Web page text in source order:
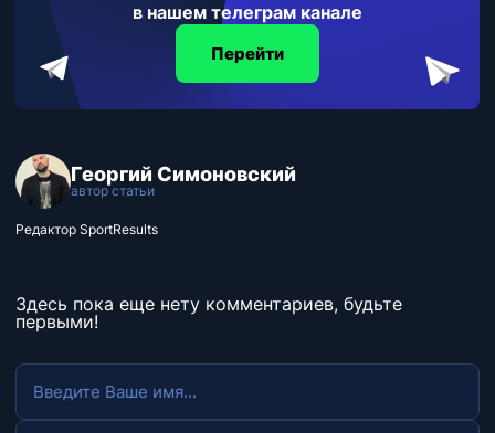
в нашем телеграм канале
Перейти
Георгий Симоновский
автор статьи
Редактор SportResults
Здесь пока еще нету комментариев, будьте
первыми!